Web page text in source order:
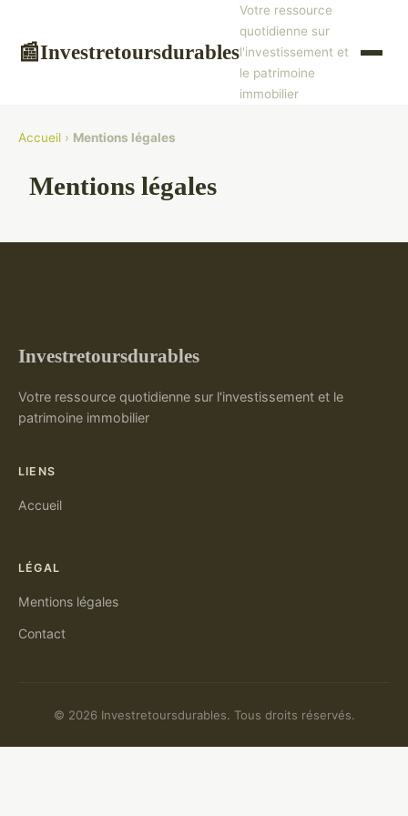
📰Investretoursdurables
Votre ressource
quotidienne sur
l'investissement et
le patrimoine
immobilier
Accueil › Mentions légales
Mentions légales
Investretoursdurables
Votre ressource quotidienne sur l'investissement et le
patrimoine immobilier
LIENS
Accueil
LÉGAL
Mentions légales
Contact
© 2026 Investretoursdurables. Tous droits réservés.